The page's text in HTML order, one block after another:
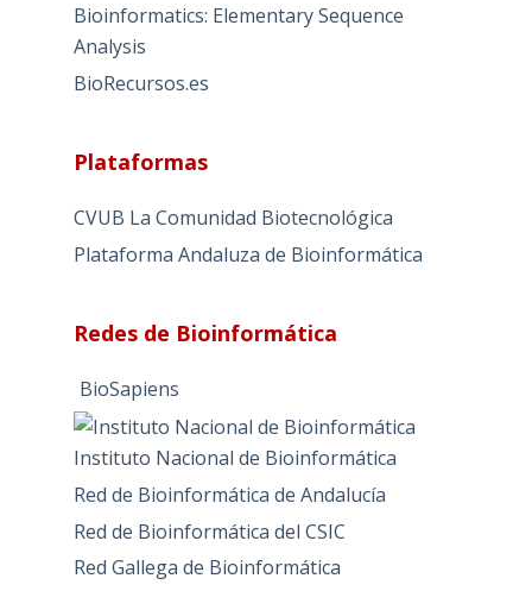
r
n
a
v
:
Bioinformatics: Elementary Sequence
Analysis
BioRecursos.es
Plataformas
CVUB La Comunidad Biotecnológica
Plataforma Andaluza de Bioinformática
Redes de Bioinformática
BioSapiens
Instituto Nacional de Bioinformática
Red de Bioinformática de Andalucía
Red de Bioinformática del CSIC
Red Gallega de Bioinformática